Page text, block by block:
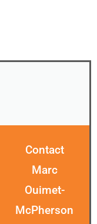
Contact
Marc
Ouimet-
McPherson